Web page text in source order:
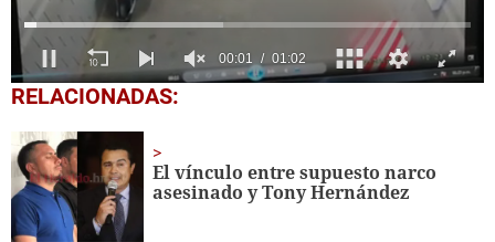
0
seconds
minute,
2
seconds
RELACIONADAS:
El vínculo entre supuesto narco
asesinado y Tony Hernández